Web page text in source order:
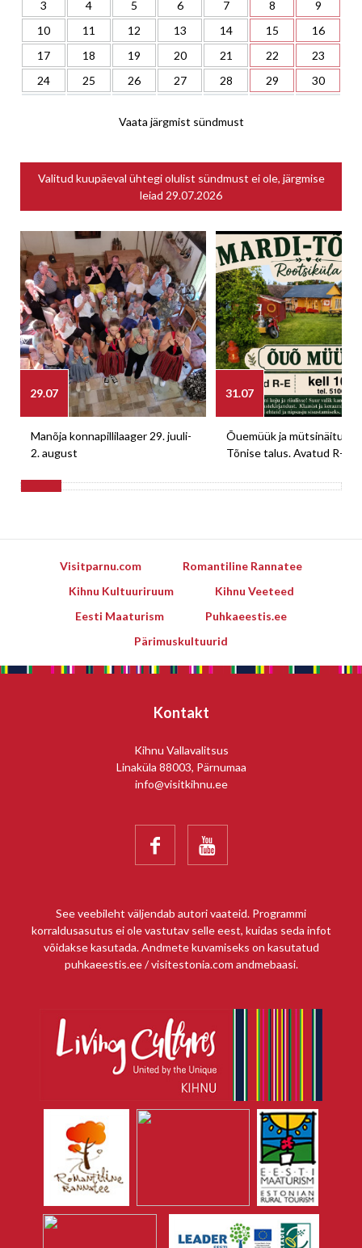
3
4 5 6 7 8
9
10
11 12 13 14 15
16
17
18 19 20 21 22
23
24
25 26 27 28 29 30
Vaata järgmist sündmust
Valitud kuupäeval ühtegi olulist sündmust ei ole, järgmise
leiad 29.07.2026
29.07
Manõja konnapillilaager 29. juuli-
2. august
31.07
Õuemüük ja mütsinäitus
Tõnise talus. Avatud R-E
Visitparnu.com
Romantiline Rannatee
Kihnu Kultuuriruum
Kihnu Veeteed
Eesti Maaturism
Puhkaeestis.ee
Pärimuskultuurid
Kontakt
Kihnu Vallavalitsus
Linaküla 88003, Pärnumaa
info@visitkihnu.ee
 
See veebileht väljendab autori vaateid. Programmi
korraldusasutus ei ole vastutav selle eest, kuidas seda infot
võidakse kasutada. Andmete kuvamiseks on kasutatud
puhkaeestis.ee / visitestonia.com andmebaasi.